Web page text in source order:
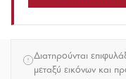
Διατηρούνται
μεταξύ εικόνων και